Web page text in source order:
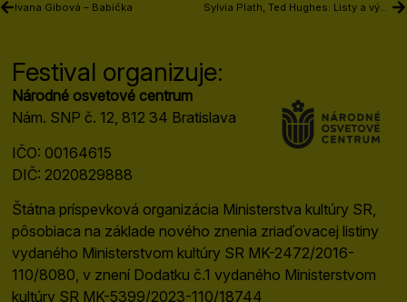
Ivana Gibová – Babička Sylvia Plath, Ted Hughes: Listy a výkriky. Básne pre Sylviu Plathovú (montáž)
Festival organizuje:
Národné osvetové centrum
Nám. SNP č. 12, 812 34 Bratislava
IČO: 00164615
DIČ: 2020829888
Štátna príspevková organizácia Ministerstva kultúry SR,
pôsobiaca na základe nového znenia zriaďovacej listiny
vydaného Ministerstvom kultúry SR MK-2472/2016-
110/8080, v znení Dodatku č.1 vydaného Ministerstvom
kultúry SR MK-5399/2023-110/18744